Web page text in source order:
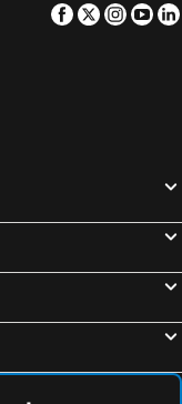
Facebook
Twitter